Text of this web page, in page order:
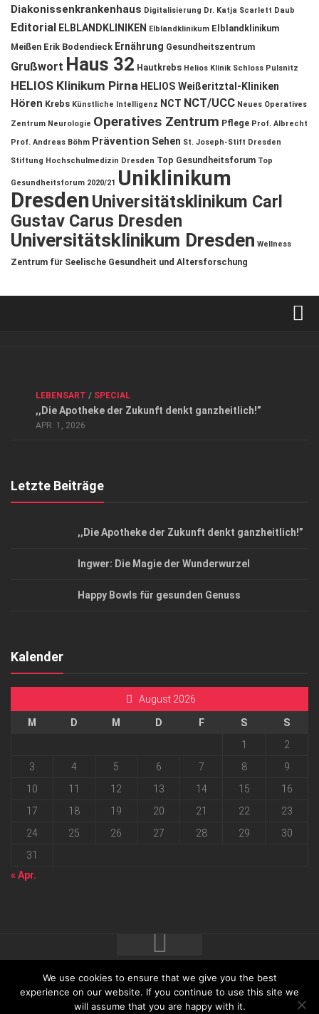
Diakonissenkrankenhaus Digitalisierung Dr. Katja Scarlett Daub
Editorial ELBLANDKLINIKEN Elblandklinikum Elblandklinikum
Meißen Erik Bodendieck Ernährung Gesundheitszentrum
Grußwort Haus 32 Hautkrebs Helios Klinik Schloss Pulsnitz
HELIOS Klinikum Pirna HELIOS Weißeritztal-Kliniken
Hören Krebs Künstliche Intelligenz NCT NCT/UCC Neues Operatives
Zentrum Neurologie Operatives Zentrum Pflege Prof. Albrecht
Prof. Andreas Böhm Prävention Sehen St. Joseph-Stift Dresden
Stiftung Hochschulmedizin Dresden Top Gesundheitsforum Top
Gesundheitsforum 2020/21 Uniklinikum
DresdenUniversitätsklinikum Carl
Gustav Carus Dresden
Universitätsklinikum Dresden Wellness
Zentrum für Seelische Gesundheit und Altersforschung
Datenschutzerklärung
Top Magazin Dresden / Ostsachsen
LEBENSART / SPECIAL
,,Die Apotheke der Zukunft denkt ganzheitlich!”
APR. 1, 2026
Letzte Beiträge
,,Die Apotheke der Zukunft denkt ganzheitlich!”
Ingwer: Die Magie der Wunderwurzel
Happy Bowls für gesunden Genuss
Kalender
August 2026
M D M D F S
S
1
2
3
4 5 6 7 8
9
10
11 12 13 14 15
16
17
18 19 20 21 22
23
24
25 26 27 28 29
30
31
« Apr.
2026 progressmedia Verlag & Werbeagentur GmbH • Bautzner
Landstraße 62 • 01324 Dresden
We use cookies to ensure that we give you the best
experience on our website. If you continue to use this site we
will assume that you are happy with it.